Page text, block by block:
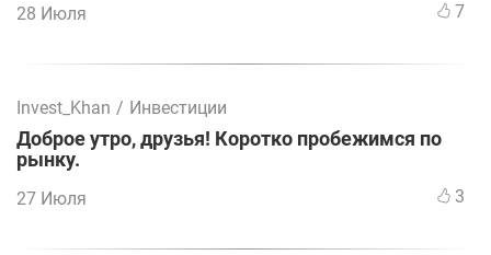
28 Июля 7
Invest_Khan / Инвестиции
Доброе утро, друзья! Коротко пробежимся по
рынку.
27 Июля 3